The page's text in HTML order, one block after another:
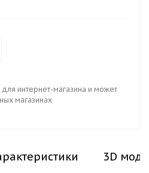
для интернет-магазина и может
магазинах
3D